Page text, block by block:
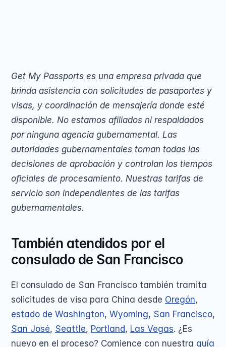
Get My Passports es una empresa privada que
brinda asistencia con solicitudes de pasaportes y
visas, y coordinación de mensajería donde esté
disponible. No estamos afiliados ni respaldados
por ninguna agencia gubernamental. Las
autoridades gubernamentales toman todas las
decisiones de aprobación y controlan los tiempos
oficiales de procesamiento. Nuestras tarifas de
servicio son independientes de las tarifas
gubernamentales.
También atendidos por el
consulado de San Francisco
El consulado de San Francisco también tramita
solicitudes de visa para China desde Oregón
estado de Washington, Wyoming, San Francisco
San José, Seattle, Portland, Las Vegas. ¿Es
nuevo en el proceso? Comience con nuestra guía